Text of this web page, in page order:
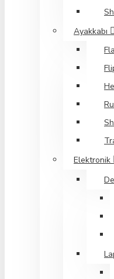
Ayakkabı
Elektronik